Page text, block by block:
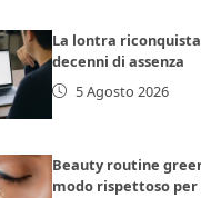
La lontra
decenni di assenza
5 Agosto 2026
Beauty routine
modo rispettoso per